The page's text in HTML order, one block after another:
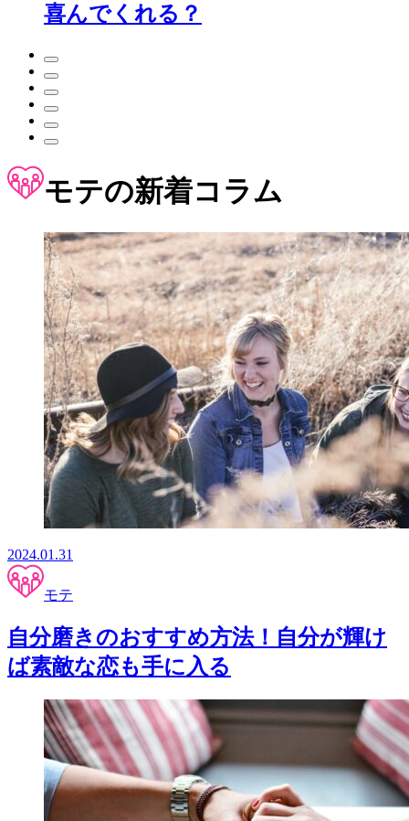
喜んでくれる？
モテの新着コラム
2024.01.31
モテ
自分磨きのおすすめ方法！自分が輝け
ば素敵な恋も手に入る